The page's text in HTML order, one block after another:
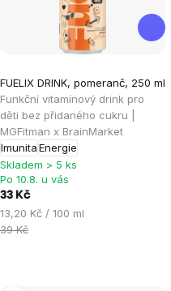
FUELIX DRINK, pomeranč, 250 ml
Funkční vitamínový drink pro
děti bez přidaného cukru |
MGFitman x BrainMarket
ImunitaEnergie
hodnocení
produktu
je
4,2
z
5
hvězdiček.
Skladem > 5 ks
Po 10.8. u vás
33 Kč
Měrná
cena:
13,20 Kč / 100 ml
39 Kč